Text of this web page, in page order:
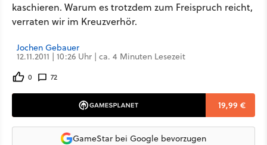
kaschieren. Warum es trotzdem zum Freispruch reicht,
verraten wir im Kreuzverhör.
Jochen Gebauer
12.11.2011 | 10:26 Uhr | ca. 4 Minuten Lesezeit
0 72
19,99 €
GameStar bei Google bevorzugen